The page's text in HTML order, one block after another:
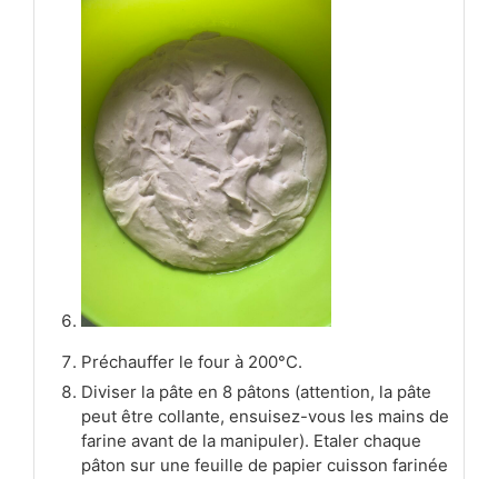
Préchauffer le four à 200°C.
Diviser la pâte en 8 pâtons (attention, la pâte
peut être collante, ensuisez-vous les mains de
farine avant de la manipuler). Etaler chaque
pâton sur une feuille de papier cuisson farinée